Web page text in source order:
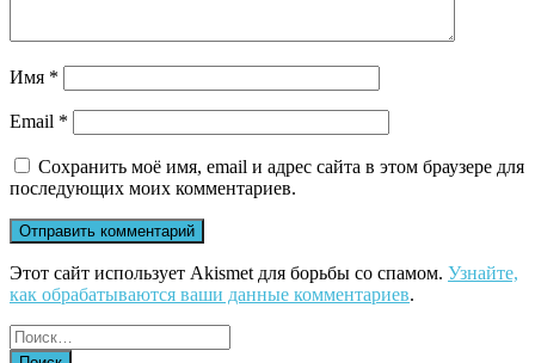
Имя *
Email *
Сохранить моё имя, email и адрес сайта в этом браузере для
последующих моих комментариев.
Этот сайт использует Akismet для борьбы со спамом. Узнайте,
как обрабатываются ваши данные комментариев.